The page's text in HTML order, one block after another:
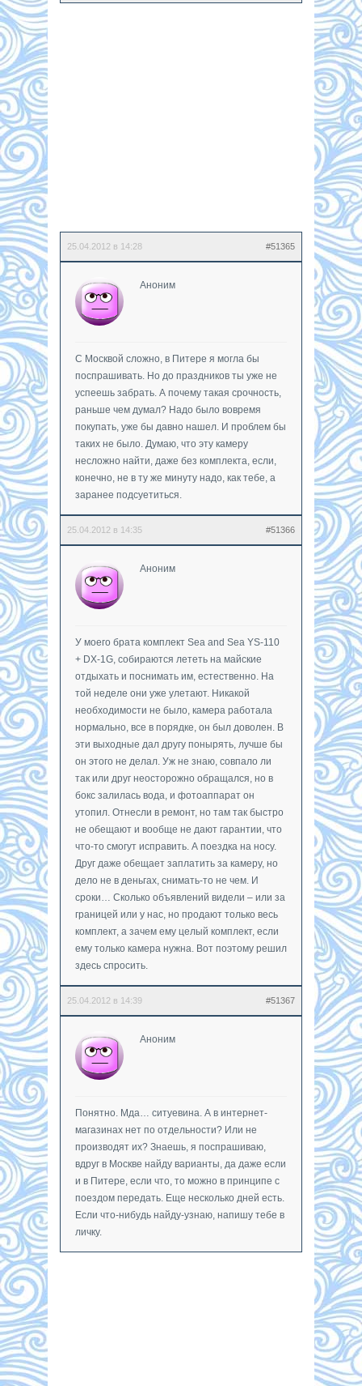
25.04.2012 в 14:28 #51365
Аноним
С Москвой сложно, в Питере я могла бы
поспрашивать. Но до праздников ты уже не
успеешь забрать. А почему такая срочность,
раньше чем думал? Надо было вовремя
покупать, уже бы давно нашел. И проблем бы
таких не было. Думаю, что эту камеру
несложно найти, даже без комплекта, если,
конечно, не в ту же минуту надо, как тебе, а
заранее подсуетиться.
25.04.2012 в 14:35 #51366
Аноним
У моего брата комплект Sea and Sea YS-110
+ DX-1G, собираются лететь на майские
отдыхать и поснимать им, естественно. На
той неделе они уже улетают. Никакой
необходимости не было, камера работала
нормально, все в порядке, он был доволен. В
эти выходные дал другу понырять, лучше бы
он этого не делал. Уж не знаю, совпало ли
так или друг неосторожно обращался, но в
бокс залилась вода, и фотоаппарат он
утопил. Отнесли в ремонт, но там так быстро
не обещают и вообще не дают гарантии, что
что-то смогут исправить. А поездка на носу.
Друг даже обещает заплатить за камеру, но
дело не в деньгах, снимать-то не чем. И
сроки… Сколько объявлений видели – или за
границей или у нас, но продают только весь
комплект, а зачем ему целый комплект, если
ему только камера нужна. Вот поэтому решил
здесь спросить.
25.04.2012 в 14:39 #51367
Аноним
Понятно. Мда… ситуевина. А в интернет-
магазинах нет по отдельности? Или не
производят их? Знаешь, я поспрашиваю,
вдруг в Москве найду варианты, да даже если
и в Питере, если что, то можно в принципе с
поездом передать. Еще несколько дней есть.
Если что-нибудь найду-узнаю, напишу тебе в
личку.